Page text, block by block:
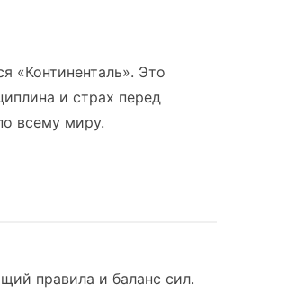
«Континенталь». Это
и страх перед
всему миру.
правила и баланс сил.